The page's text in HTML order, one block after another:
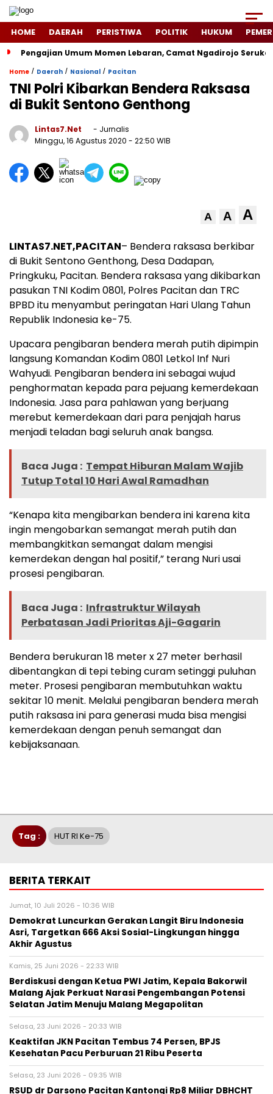
HOME DAERAH PERISTIWA POLITIK HUKUM
Pengajian Umum Momen Lebaran, Camat Ngadirojo
Home / Daerah / Nasional / Pacitan
TNI Polri Kibarkan Bendera Raksasa
di Bukit Sentono Genthong
Lintas7.net
- Jurnalis
Minggu, 16 Agustus 2020 - 22:50 WIB
A A A
LINTAS7.NET,PACITAN– Bendera raksasa berkibar
di Bukit Sentono Genthong, Desa Dadapan,
Pringkuku, Pacitan. Bendera raksasa yang dikibarkan
pasukan TNI Kodim 0801, Polres Pacitan dan TRC
BPBD itu menyambut peringatan Hari Ulang Tahun
Republik Indonesia ke-75.
Upacara pengibaran bendera merah putih dipimpin
langsung Komandan Kodim 0801 Letkol Inf Nuri
Wahyudi. Pengibaran bendera ini sebagai wujud
penghormatan kepada para pejuang kemerdekaan
Indonesia. Jasa para pahlawan yang berjuang
merebut kemerdekaan dari para penjajah harus
menjadi teladan bagi seluruh anak bangsa.
Baca Juga : Tempat Hiburan Malam Wajib
Tutup Total 10 Hari Awal Ramadhan
“Kenapa kita mengibarkan bendera ini karena kita
ingin mengobarkan semangat merah putih dan
membangkitkan semangat dalam mengisi
kemerdekan dengan hal positif,” terang Nuri usai
prosesi pengibaran.
Baca Juga : Infrastruktur Wilayah
Perbatasan Jadi Prioritas Aji-Gagarin
Bendera berukuran 18 meter x 27 meter berhasil
dibentangkan di tepi tebing curam setinggi puluhan
meter. Prosesi pengibaran membutuhkan waktu
sekitar 10 menit. Melalui pengibaran bendera merah
putih raksasa ini para generasi muda bisa mengisi
kemerdekaan dengan penuh semangat dan
kebijaksanaan.
Tag : HUT RI Ke-75
BERITA TERKAIT
Jumat, 10 Juli 2026 - 10:36 WIB
Demokrat Luncurkan Gerakan Langit Biru Indonesia
Asri, Targetkan 666 Aksi Sosial-Lingkungan hingga
Akhir Agustus
Kamis, 25 Juni 2026 - 22:33 WIB
Berdiskusi dengan Ketua PWI Jatim, Kepala Bakorwil
Malang Ajak Perkuat Narasi Pengembangan Potensi
Selatan Jatim Menuju Malang Megapolitan
Selasa, 23 Juni 2026 - 20:33 WIB
Keaktifan JKN Pacitan Tembus 74 Persen, BPJS
Kesehatan Pacu Perburuan 21 Ribu Peserta
Selasa, 23 Juni 2026 - 09:35 WIB
RSUD dr Darsono Pacitan Kantongi Rp8 Miliar DBHCHT